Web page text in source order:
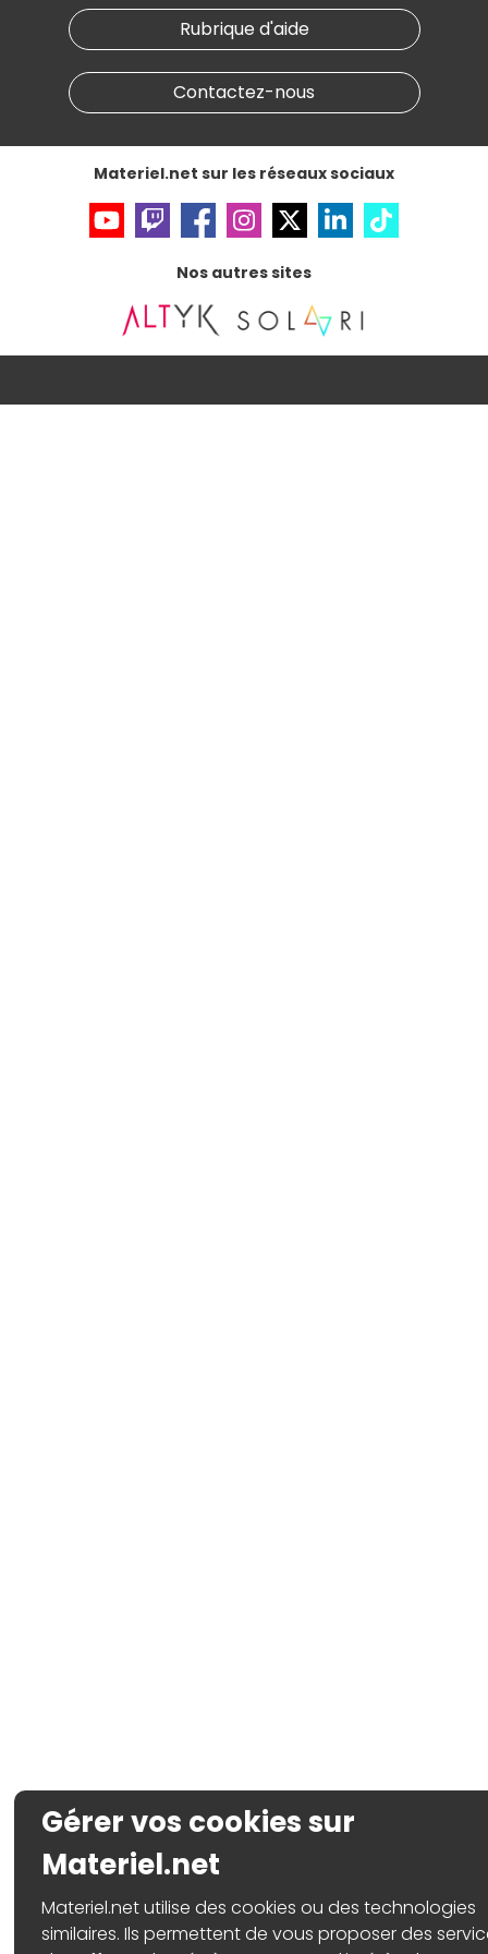
Materiel.net recrute
Notre programme d'affiliation
Partenariat & Sponsoring
Nos marques
Conditions générales de vente
Informations légales
Données personnellesetcookies
Accessibilité : non conforme
Rubrique d'aide
Contactez-nous
Materiel.net sur les réseaux sociaux
Nos autres sites
Gérer vos cookies sur
Materiel.net
Materiel.net utilise des cookies ou des technologies
similaires. Ils permettent de vous proposer des